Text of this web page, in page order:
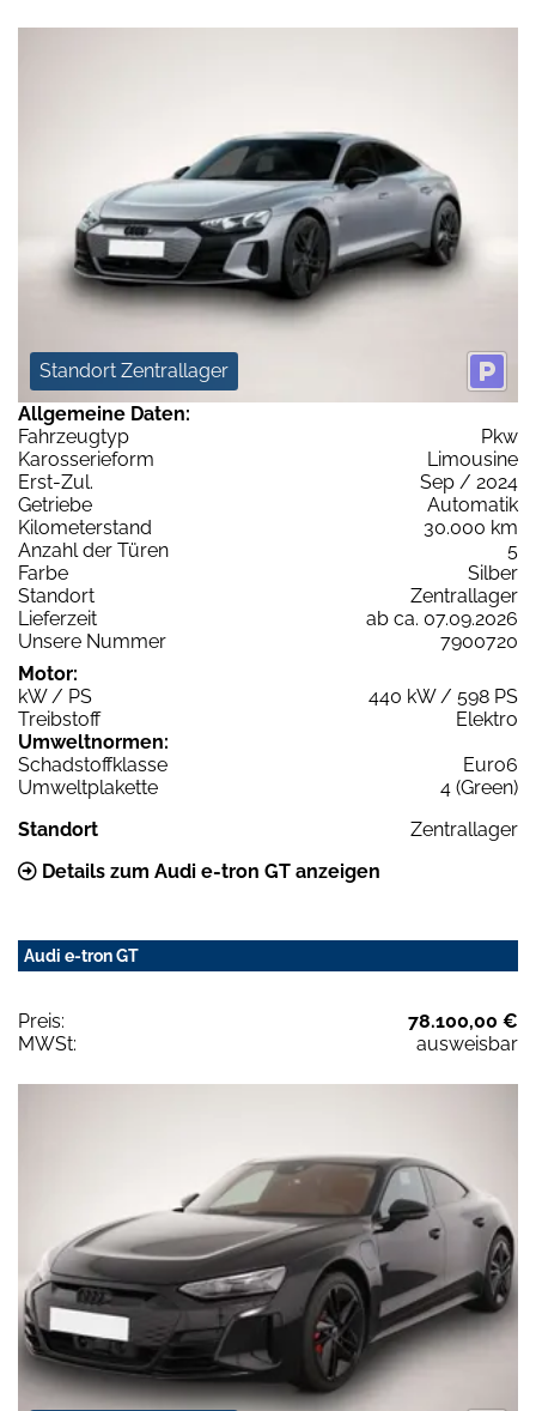
Standort Zentrallager
Allgemeine Daten:
Fahrzeugtyp
Pkw
Karosserieform
Limousine
Erst-Zul.
Sep / 2024
Getriebe
Automatik
Kilometerstand
30.000 km
Anzahl der Türen
5
Farbe
Silber
Standort
Zentrallager
Lieferzeit
ab ca. 07.09.2026
Unsere Nummer
7900720
Motor:
kW / PS
440 kW / 598 PS
Treibstoff
Elektro
Umweltnormen:
Schadstoffklasse
Euro6
Umweltplakette
4 (Green)
Standort
Zentrallager
Details zum Audi e-tron GT anzeigen
Audi e-tron GT
Preis:
78.100,00 €
MWSt:
ausweisbar